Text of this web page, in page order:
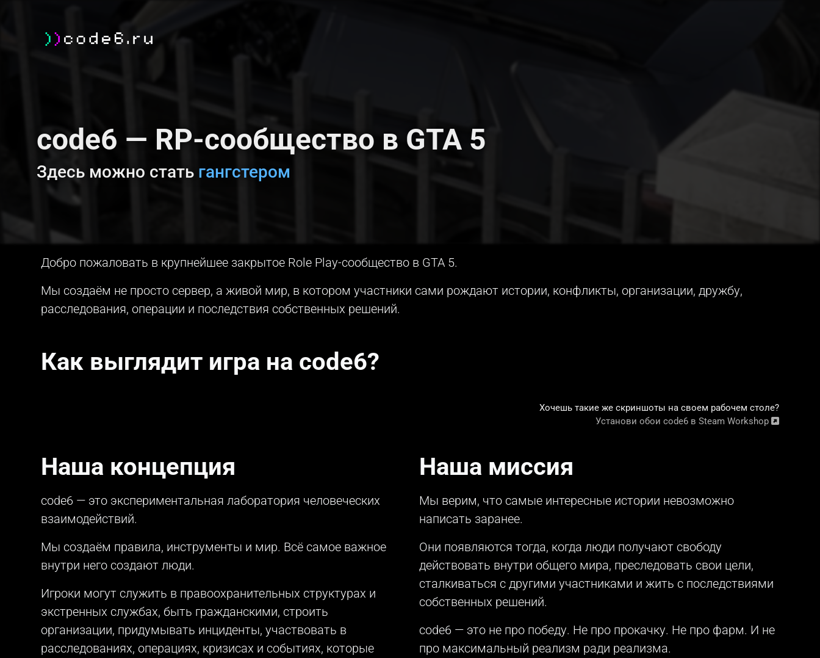
code6 — RP-сообщество в GTA 5
Здесь можно стать копом
Добро пожаловать в крупнейшее закрытое Role Play-сообщество в GTA 5.
Мы создаём не просто сервер, а живой мир, в котором участники сами рождают истории, конфликты, организации, дружбу,
расследования, операции и последствия собственных решений.
Как выглядит игра на code6?
Хочешь такие же скриншоты на своем рабочем столе?
Установи обои code6 в Steam Workshop
Наша концепция
code6 — это экспериментальная лаборатория человеческих
взаимодействий.
Мы создаём правила, инструменты и мир. Всё самое важное
внутри него создают люди.
Игроки могут служить в правоохранительных структурах и
экстренных службах, быть гражданскими, строить
организации, придумывать инциденты, участвовать в
расследованиях, операциях, кризисах и событиях, которые
Наша миссия
Мы верим, что самые интересные истории невозможно
написать заранее.
Они появляются тогда, когда люди получают свободу
действовать внутри общего мира, преследовать свои цели,
сталкиваться с другими участниками и жить с последствиями
собственных решений.
code6 — это не про победу. Не про прокачку. Не про фарм. И не
про максимальный реализм ради реализма.